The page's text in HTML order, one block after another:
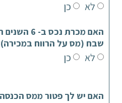
לא כן
האם מכרת
שבח (מס על הרווח
לא כן
האם יש לך פטור ממס